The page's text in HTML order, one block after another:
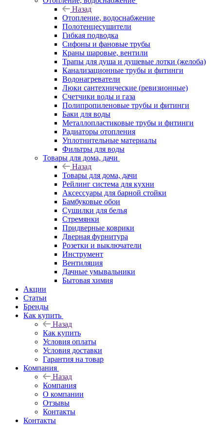
Назад
Отопление, водоснабжение
Полотенцесушители
Гибкая подводка
Сифоны и фановые трубы
Краны шаровые, вентили
Трапы для душа и душевые лотки (желоба)
Канализационные трубы и фитинги
Водонагреватели
Люки сантехнические (ревизионные)
Счетчики воды и газа
Полипропиленовые трубы и фитинги
Баки для воды
Металлопластиковые трубы и фитинги
Радиаторы отопления
Уплотнительные материалы
Фильтры для воды
Товары для дома, дачи
Назад
Товары для дома, дачи
Рейлинг система для кухни
Аксессуары для барной стойки
Бамбуковые обои
Сушилки для белья
Стремянки
Придверные коврики
Дверная фурнитура
Розетки и выключатели
Инструмент
Вентиляция
Дачные умывальники
Бытовая химия
Акции
Статьи
Бренды
Как купить
Назад
Как купить
Условия оплаты
Условия доставки
Гарантия на товар
Компания
Назад
Компания
О компании
Отзывы
Контакты
Контакты